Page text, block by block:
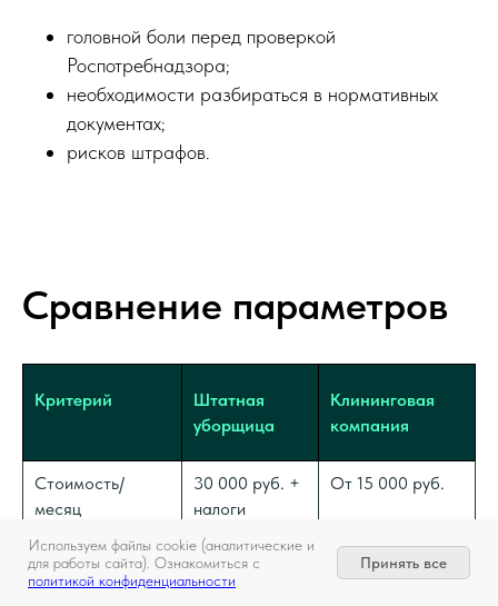
головной боли перед проверкой
Роспотребнадзора;
необходимости разбираться в нормативных
документах;
рисков штрафов.
Сравнение параметров
Критерий
Штатная
уборщица
Клининговая
компания
Стоимость/
месяц
30 000 руб. +
налоги
От 15 000 руб.
Закупка химии и
инвентаря
Вы Компания
Используем файлы cookie (аналитические и
для работы сайта). Ознакомиться с
политикой конфиденциальности
Принять все